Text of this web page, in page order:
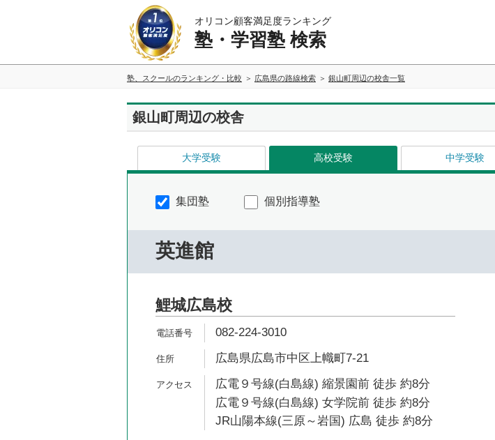
オリコン顧客満足度ランキング
塾・学習塾 検索
塾、スクールのランキング・比較 広島県の路線検索 銀山町周辺の校舎一覧
銀山町周辺の校舎
大学受験 高校受験 中学受験
集団塾 個別指導塾
英進館
鯉城広島校
082-224-3010
広島県広島市中区上幟町7-21
広電９号線(白島線) 縮景園前 徒歩 約8分
広電９号線(白島線) 女学院前 徒歩 約8分
JR山陽本線(三原～岩国) 広島 徒歩 約8分